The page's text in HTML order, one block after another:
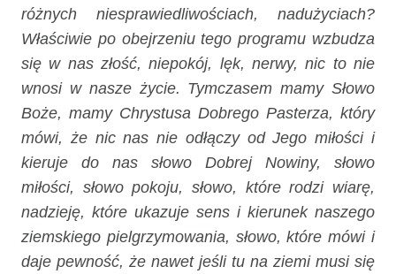
różnych niesprawiedliwościach, nadużyciach?
Właściwie po obejrzeniu tego programu wzbudza
się w nas złość, niepokój, lęk, nerwy, nic to nie
wnosi w nasze życie. Tymczasem mamy Słowo
Boże, mamy Chrystusa Dobrego Pasterza, który
mówi, że nic nas nie odłączy od Jego miłości i
kieruje do nas słowo Dobrej Nowiny, słowo
miłości, słowo pokoju, słowo, które rodzi wiarę,
nadzieję, które ukazuje sens i kierunek naszego
ziemskiego pielgrzymowania, słowo, które mówi i
daje pewność, że nawet jeśli tu na ziemi musi się